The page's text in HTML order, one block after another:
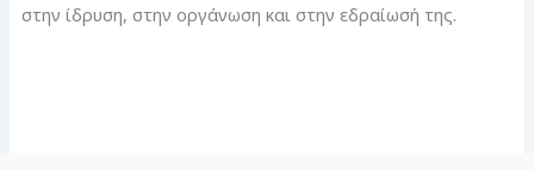
στην ίδρυση, στην οργάνωση και στην εδραίωσή της.